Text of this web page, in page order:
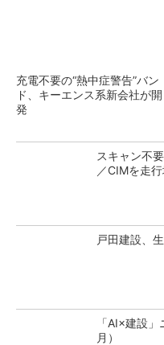
充電不要の“熱中症警告”バン
ド、キーエンス系新会社が開
発
スキャン不
／CIMを走
戸田建設、
「AI×建設
月）